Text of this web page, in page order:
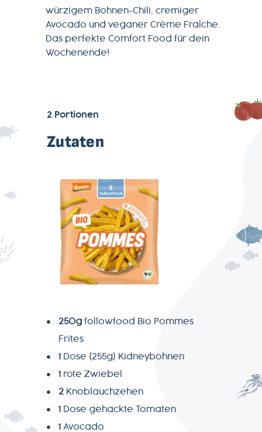
MAGAZIN
PRODUKTWELT
NEWSLETTER
würzigem Bohnen-Chili, cremiger
Avocado und veganer Crème Fraîche.
Das perfekte Comfort Food für dein
Wochenende!
2 Portionen
Zutaten
250g followfood Bio Pommes
Frites
1 Dose (255g) Kidneybohnen
1 rote Zwiebel
2 Knoblauchzehen
1 Dose gehackte Tomaten
1 Avocado